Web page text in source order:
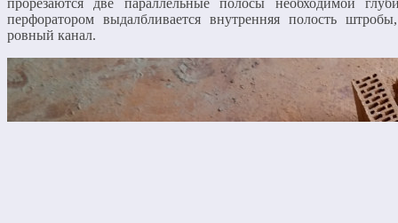
перфоратором выдалбливается внутренняя полость
ровный канал.